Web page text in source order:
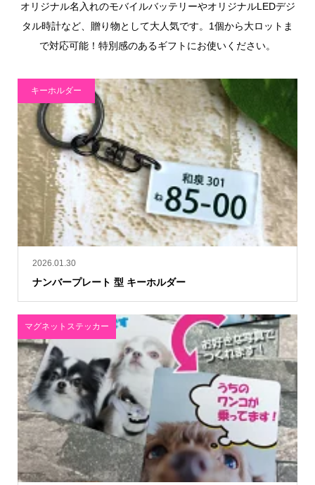
オリジナル名入れのモバイルバッテリーやオリジナルLEDデジ
タル時計など、贈り物として大人気です。1個から大ロットま
で対応可能！特別感のあるギフトにお使いください。
2026.01.30
ナンバープレート 型 キーホルダー
キーホルダー
マグネットステッカー